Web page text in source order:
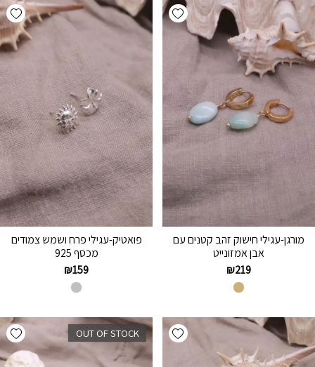
Add wishlist
מורגן-עגילי חישוק זהב קטנים עם
אבן אמזונייט
₪219
פואטיק-עגילי פרח ושמש צמודים
מכסף 925
₪159
Add wishlist
OUT OF STOCK